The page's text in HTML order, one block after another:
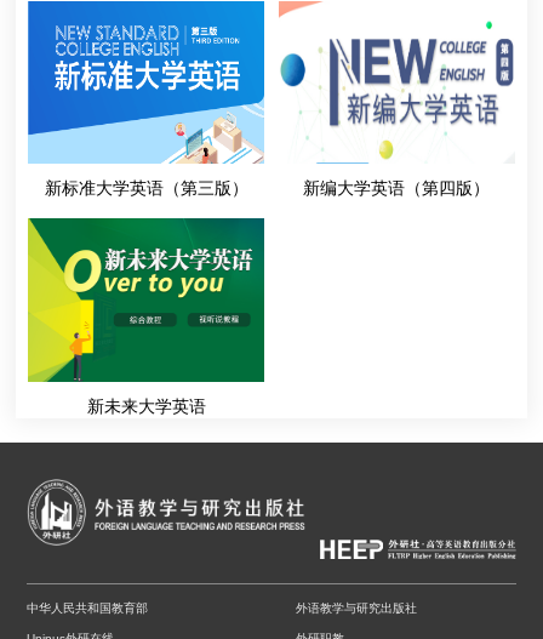
新标准大学英语（第三版） 新编大学英语（第四版）
新未来大学英语
中华人民共和国教育部 外语教学与研究出版社